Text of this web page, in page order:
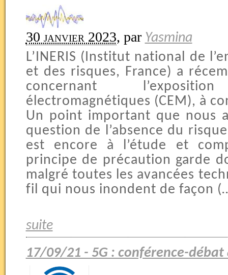
30 janvier 2023, par Yasmina
L’INERIS (Institut national de
et des risques, France) a
concernant
électromagnétiques (CEM), à
Un point important que nous
question de l’absence du
est encore à l’étude et
principe de précaution garde
malgré toutes les avancées
fil qui nous inondent de façon
suite
17/09/21 - 5G : conférence-débat